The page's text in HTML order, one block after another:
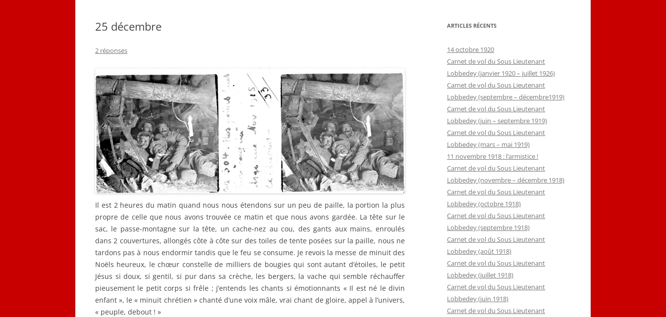
25 décembre
2 réponses
Il est 2 heures du matin quand nous nous étendons sur un peu de paille, la portion la plus
propre de celle que nous avons trouvée ce matin et que nous avons gardée. La tête sur le
sac, le passe-montagne sur la tête, un cache-nez au cou, des gants aux mains, enroulés
dans 2 couvertures, allongés côte à côte sur des toiles de tente posées sur la paille, nous ne
tardons pas à nous endormir tandis que le feu se consume. Je revois la messe de minuit des
Noëls heureux, le chœur constelle de milliers de bougies qui sont autant d’étoiles, le petit
Jésus si doux, si gentil, si pur dans sa crèche, les bergers, la vache qui semble réchauffer
pieusement le petit corps si frêle ; j’entends les chants si émotionnants « Il est né le divin
enfant », le « minuit chrétien » chanté d’une voix mâle, vrai chant de gloire, appel à l’univers,
« peuple, debout ! »
ARTICLES RÉCENTS
14 octobre 1920
Carnet de vol du Sous Lieutenant
Lobbedey (janvier 1920 – juillet 1926)
Carnet de vol du Sous Lieutenant
Lobbedey (septembre – décembre1919)
Carnet de vol du Sous Lieutenant
Lobbedey (juin – septembre 1919)
Carnet de vol du Sous Lieutenant
Lobbedey (mars – mai 1919)
11 novembre 1918 : l’armistice !
Carnet de vol du Sous Lieutenant
Lobbedey (novembre – décembre 1918)
Carnet de vol du Sous Lieutenant
Lobbedey (octobre 1918)
Carnet de vol du Sous Lieutenant
Lobbedey (septembre 1918)
Carnet de vol du Sous Lieutenant
Lobbedey (août 1918)
Carnet de vol du Sous Lieutenant
Lobbedey (juillet 1918)
Carnet de vol du Sous Lieutenant
Lobbedey (juin 1918)
Carnet de vol du Sous Lieutenant